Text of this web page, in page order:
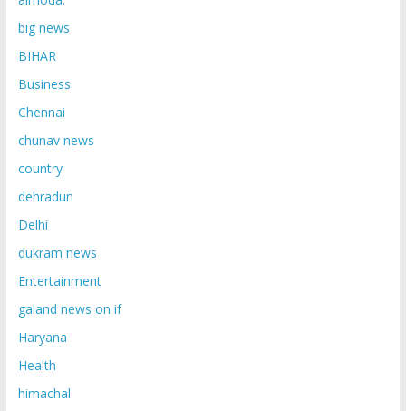
big news
BIHAR
Business
Chennai
chunav news
country
dehradun
Delhi
dukram news
Entertainment
galand news on if
Haryana
Health
himachal